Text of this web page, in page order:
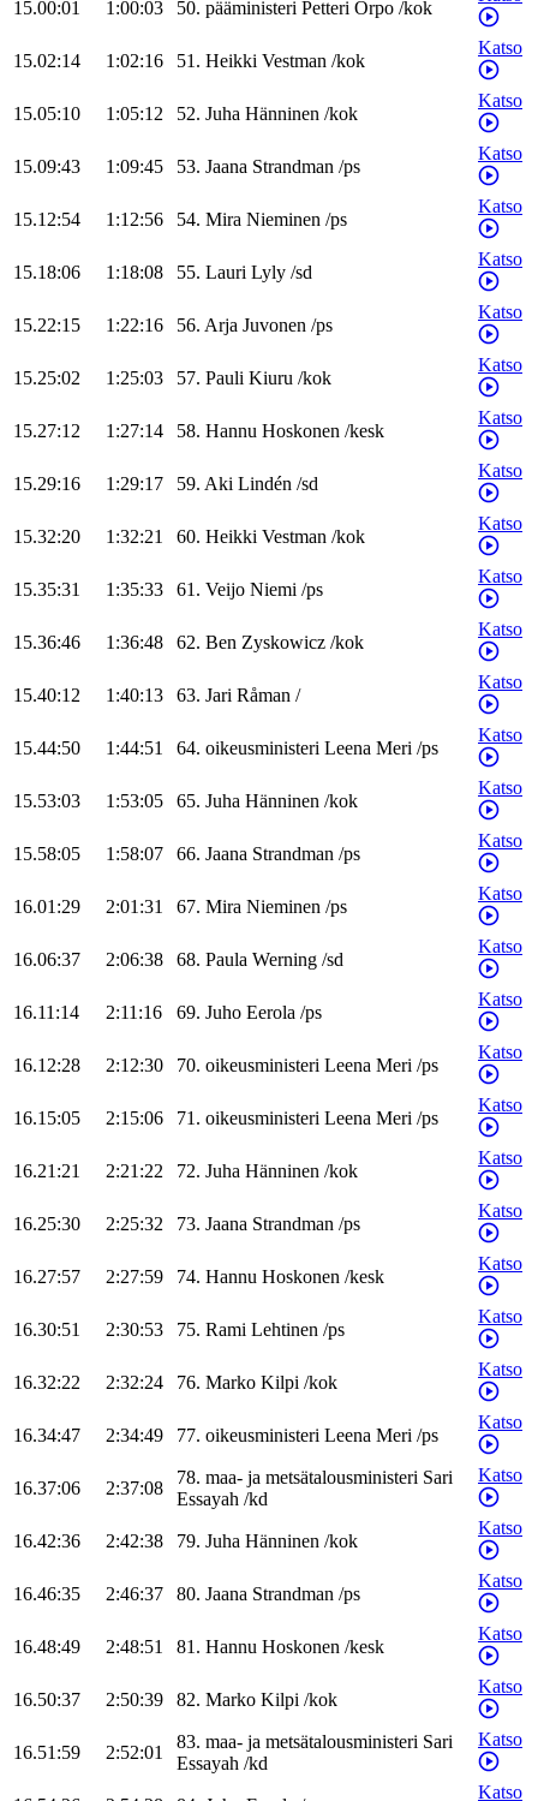
15.00:01 1:00:03 50. pääministeri Petteri Orpo /kok
15.02:14 1:02:16 51. Heikki Vestman /kok
Katso
15.05:10 1:05:12 52. Juha Hänninen /kok
Katso
15.09:43 1:09:45 53. Jaana Strandman /ps
Katso
15.12:54 1:12:56 54. Mira Nieminen /ps
Katso
15.18:06 1:18:08 55. Lauri Lyly /sd
Katso
15.22:15 1:22:16 56. Arja Juvonen /ps
Katso
15.25:02 1:25:03 57. Pauli Kiuru /kok
Katso
15.27:12 1:27:14 58. Hannu Hoskonen /kesk
Katso
15.29:16 1:29:17 59. Aki Lindén /sd
Katso
15.32:20 1:32:21 60. Heikki Vestman /kok
Katso
15.35:31 1:35:33 61. Veijo Niemi /ps
Katso
15.36:46 1:36:48 62. Ben Zyskowicz /kok
Katso
15.40:12 1:40:13 63. Jari Råman /
Katso
15.44:50 1:44:51 64. oikeusministeri Leena Meri /ps
Katso
15.53:03 1:53:05 65. Juha Hänninen /kok
Katso
15.58:05 1:58:07 66. Jaana Strandman /ps
Katso
16.01:29 2:01:31 67. Mira Nieminen /ps
Katso
16.06:37 2:06:38 68. Paula Werning /sd
Katso
16.11:14 2:11:16 69. Juho Eerola /ps
Katso
16.12:28 2:12:30 70. oikeusministeri Leena Meri /ps
Katso
16.15:05 2:15:06 71. oikeusministeri Leena Meri /ps
Katso
16.21:21 2:21:22 72. Juha Hänninen /kok
Katso
16.25:30 2:25:32 73. Jaana Strandman /ps
Katso
16.27:57 2:27:59 74. Hannu Hoskonen /kesk
Katso
16.30:51 2:30:53 75. Rami Lehtinen /ps
Katso
16.32:22 2:32:24 76. Marko Kilpi /kok
Katso
16.34:47 2:34:49 77. oikeusministeri Leena Meri /ps
Katso
16.37:06 2:37:08
78. maa- ja metsätalousministeri Sari
Essayah /kd
Katso
16.42:36 2:42:38 79. Juha Hänninen /kok
Katso
16.46:35 2:46:37 80. Jaana Strandman /ps
Katso
16.48:49 2:48:51 81. Hannu Hoskonen /kesk
Katso
16.50:37 2:50:39 82. Marko Kilpi /kok
Katso
16.51:59 2:52:01
83. maa- ja metsätalousministeri Sari
Essayah /kd
Katso
Katso